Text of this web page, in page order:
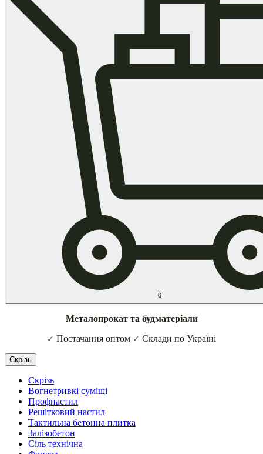
0
Металопрокат та будматеріали
✓ Постачання оптом ✓ Склади по Україні
Скрізь
Скрізь
Вогнетривкі суміші
Профнастил
Решітковий настил
Тактильна бетонна плитка
Залізобетон
Сіль технічна